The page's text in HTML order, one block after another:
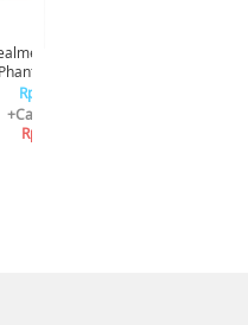
P4X 4/128GB -
Phantom Navy Blue
Rp 2.599.000
+Cashback Bank
Rp 311.880*